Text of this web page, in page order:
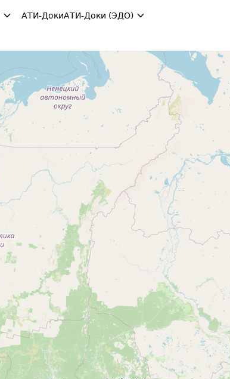
АТИ-ДокиАТИ-Доки (ЭДО)